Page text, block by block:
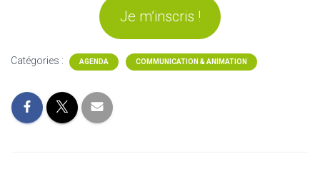
Je m’inscris !
Catégories : AGENDA COMMUNICATION & ANIMATION